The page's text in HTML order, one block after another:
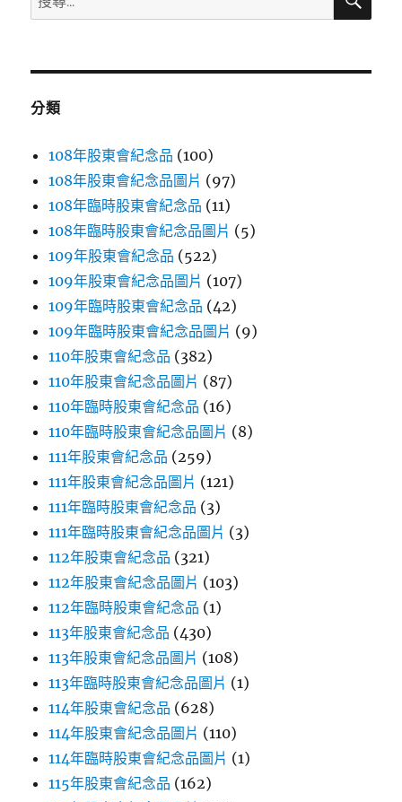
尋
鍵
分類
108年股東會紀念品 (100)
108年股東會紀念品圖片 (97)
108年臨時股東會紀念品 (11)
108年臨時股東會紀念品圖片 (5)
109年股東會紀念品 (522)
109年股東會紀念品圖片 (107)
109年臨時股東會紀念品 (42)
109年臨時股東會紀念品圖片 (9)
110年股東會紀念品 (382)
110年股東會紀念品圖片 (87)
110年臨時股東會紀念品 (16)
110年臨時股東會紀念品圖片 (8)
111年股東會紀念品 (259)
111年股東會紀念品圖片 (121)
111年臨時股東會紀念品 (3)
111年臨時股東會紀念品圖片 (3)
112年股東會紀念品 (321)
112年股東會紀念品圖片 (103)
112年臨時股東會紀念品 (1)
113年股東會紀念品 (430)
113年股東會紀念品圖片 (108)
113年臨時股東會紀念品圖片 (1)
114年股東會紀念品 (628)
114年股東會紀念品圖片 (110)
114年臨時股東會紀念品圖片 (1)
115年股東會紀念品 (162)